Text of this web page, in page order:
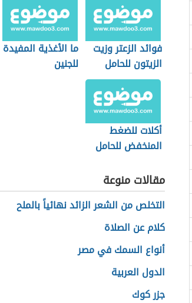
فوائد الزعتر وزيت
الزيتون للحامل
ما الأغذية المفيدة
للجنين
أكلات للضغط
المنخفض للحامل
مقالات منوعة
التخلص من الشعر الزائد نهائياً بالملح
كلام عن الصلاة
أنواع السمك في مصر
الدول العربية
جزر كوك